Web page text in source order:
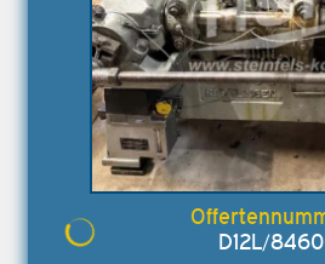
D12L/8460